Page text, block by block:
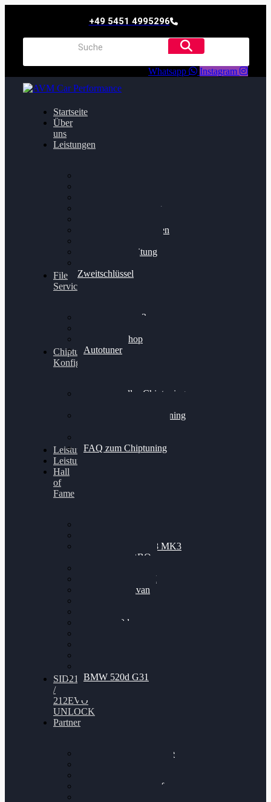
+49 5451 4995296
Whatsapp Instagram
Startseite
Über
uns
Leistungen
Getriebeoptimierung
Bremsscheiben planen
Felgenaufbereitung
Zweitschlüssel
File
Service
Alientech Kess3
Alientech Shop
Autotuner
Chiptuning
Konfigurator
Professionelles Chiptuning
Professionelles Chiptuning
FAQ zum Chiptuning
Leistungsmessung
Leistungsprüfstand
Hall
of
Fame
Nissan GT-R35 3.8 MK3
V6 TWINTURBO
VW Passat 2.0TDI
VW T6 Multivan
BMW 120d
BMW 520d G31
SID212
/
212EVO
UNLOCK
Partner
Bilgenroth Performance
Chiptuning Schüttorf